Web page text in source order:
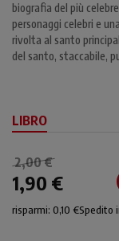
biografia del più
personaggi celebri e
rivolta al santo
del santo, staccabile,
LIBRO
2,00 €
1,90 €
risparmi: 0,10 €Spedito